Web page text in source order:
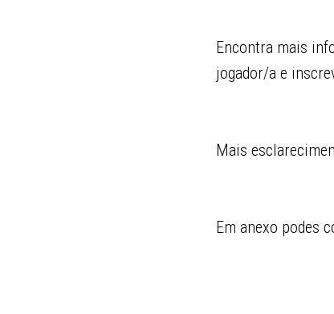
Encontra mais
jogador/a e
Mais
Em anexo podes